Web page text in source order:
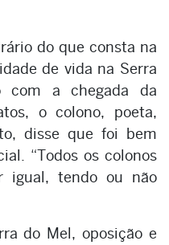
do que consta na
de vida na Serra
com a chegada da
o colono, poeta,
disse que foi bem
“Todos os colonos
igual, tendo ou não
do Mel, oposição e